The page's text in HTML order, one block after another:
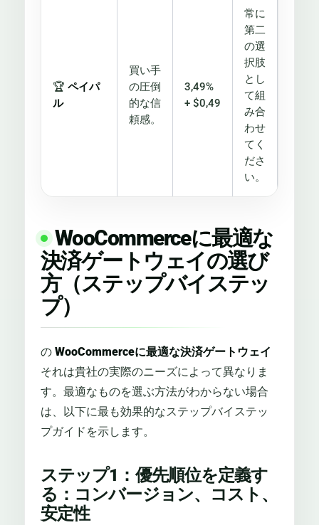
🏆 ペイパ
ル
買い手
の圧倒
的な信
頼感。
3,49%
+ $0,49
常に
第二
の選
択肢
とし
て組
み合
わせ
てく
ださ
い。
WooCommerceに最適な
決済ゲートウェイの選び
方（ステップバイステッ
プ）
の WooCommerceに最適な決済ゲートウェイ
それは貴社の実際のニーズによって異なりま
す。最適なものを選ぶ方法がわからない場合
は、以下に最も効果的なステップバイステッ
プガイドを示します。
ステップ1：優先順位を定義す
る：コンバージョン、コスト、
安​​定性